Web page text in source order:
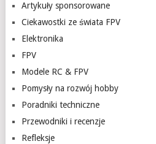
Artykuły sponsorowane
Ciekawostki ze świata FPV
Elektronika
FPV
Modele RC & FPV
Pomysły na rozwój hobby
Poradniki techniczne
Przewodniki i recenzje
Refleksje